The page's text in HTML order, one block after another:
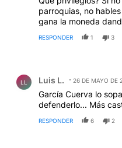
parroquias, no
gana la moneda
RESPONDER 1 3
LL Luis L. 26 DE MAYO DE
García Cuerva lo
defenderlo... Más
RESPONDER 6 2